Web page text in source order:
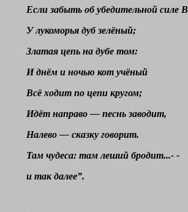
Если забыть об убедительной силе
У лукоморья дуб зелёный;
Златая цепь на дубе том:
И днём и ночью кот учёный
Всё ходит по цепи кругом;
Идёт направо — песнь заводит,
Налево — сказку говорит.
Там чудеса: там леший бродит...- -
и так далее”.